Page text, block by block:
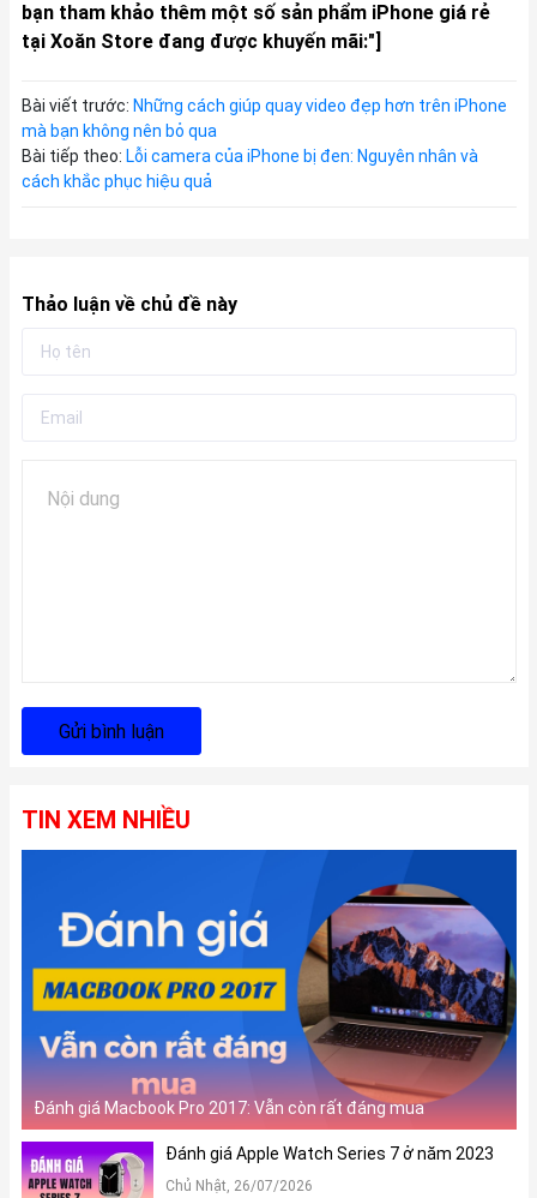
bạn tham khảo thêm một số sản phẩm iPhone giá rẻ
tại Xoăn Store đang được khuyến mãi:"]
Bài viết trước: Những cách giúp quay video đẹp hơn trên iPhone
mà bạn không nên bỏ qua
Bài tiếp theo: Lỗi camera của iPhone bị đen: Nguyên nhân và
cách khắc phục hiệu quả
Thảo luận về chủ đề này
Gửi bình luận
TIN XEM NHIỀU
Đánh giá Macbook Pro 2017: Vẫn còn rất đáng mua
Đánh giá Apple Watch Series 7 ở năm 2023
Chủ Nhật, 26/07/2026